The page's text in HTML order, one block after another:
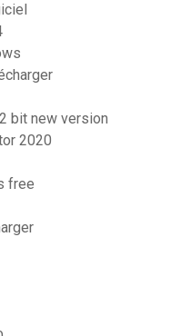
bit new version
2020
free